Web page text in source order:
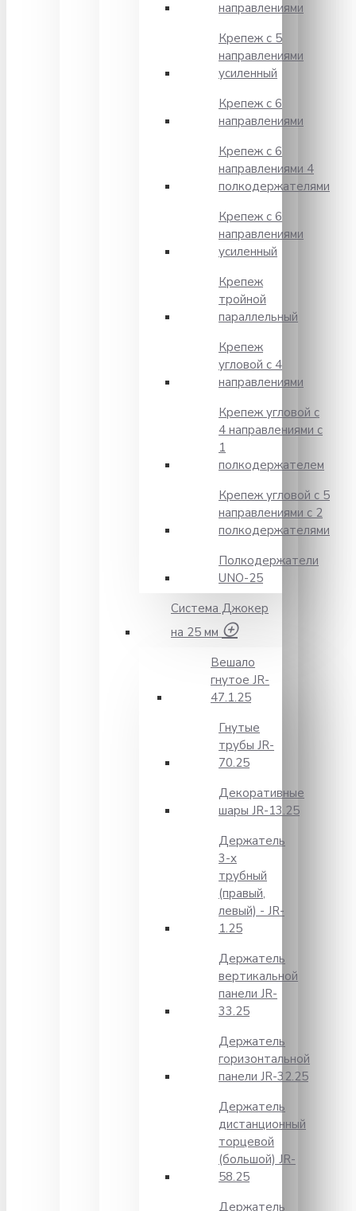
направлениями
Крепеж с 5
направлениями
усиленный
Крепеж с 6
направлениями
Крепеж с 6
направлениями 4
полкодержателями
Крепеж с 6
направлениями
усиленный
Крепеж
тройной
параллельный
Крепеж
угловой с 4
направлениями
Крепеж угловой с
4 направлениями с
1
полкодержателем
Крепеж угловой с 5
направлениями с 2
полкодержателями
Полкодержатели
UNO-25
Система Джокер
на 25 мм
Вешало
гнутое JR-
47.1.25
Гнутые
трубы JR-
70.25
Декоративные
шары JR-13.25
Держатель
3-х
трубный
(правый,
левый) - JR-
1.25
Держатель
вертикальной
панели JR-
33.25
Держатель
горизонтальной
панели JR-32.25
Держатель
дистанционный
торцевой
(большой) JR-
58.25
Держатель